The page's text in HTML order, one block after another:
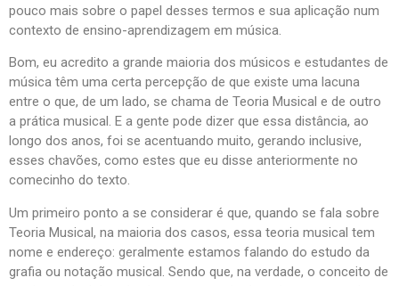
pouco mais sobre o papel desses termos e sua aplicação num
contexto de ensino-aprendizagem em música.
Bom, eu acredito a grande maioria dos músicos e estudantes de
música têm uma certa percepção de que existe uma lacuna
entre o que, de um lado, se chama de Teoria Musical e de outro
a prática musical. E a gente pode dizer que essa distância, ao
longo dos anos, foi se acentuando muito, gerando inclusive,
esses chavões, como estes que eu disse anteriormente no
comecinho do texto.
Um primeiro ponto a se considerar é que, quando se fala sobre
Teoria Musical, na maioria dos casos, essa teoria musical tem
nome e endereço: geralmente estamos falando do estudo da
grafia ou notação musical. Sendo que, na verdade, o conceito de